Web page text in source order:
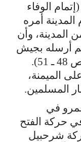
الوفاء
فلما قدم المدينة أمره
المدينة، وأن
أرسله بجيش
إلى الشام (فتوح الشام للأزدي، ص 48 ـ 51).
الميمنة،
المسلمين.
في
حركة الفتح
شرحبيل